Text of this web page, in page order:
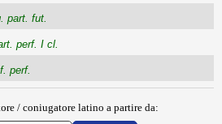
part. fut.
perf. I cl.
perf.
/ coniugatore latino a partire da: